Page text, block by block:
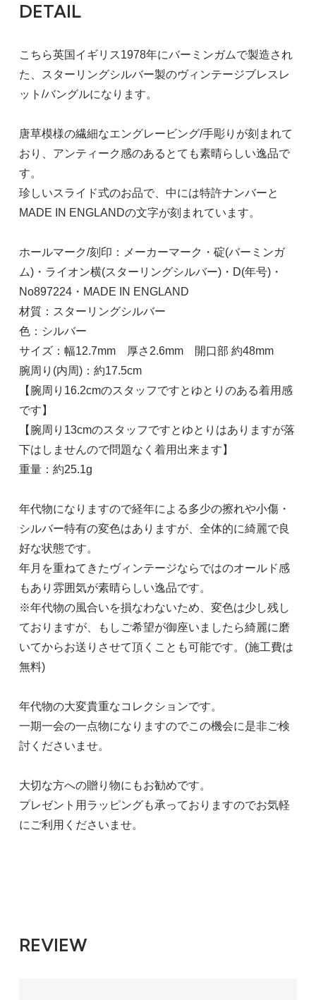
DETAIL
こちら英国イギリス1978年にバーミンガムで製造され
た、スターリングシルバー製のヴィンテージブレスレ
ット/バングルになります。
唐草模様の繊細なエングレービング/手彫りが刻まれて
おり、アンティーク感のあるとても素晴らしい逸品で
す。
珍しいスライド式のお品で、中には特許ナンバーと
MADE IN ENGLANDの文字が刻まれています。
ホールマーク/刻印：メーカーマーク・碇(バーミンガ
ム)・ライオン横(スターリングシルバー)・D(年号)・
No897224・MADE IN ENGLAND
材質：スターリングシルバー
色：シルバー
サイズ：幅12.7mm 厚さ2.6mm 開口部 約48mm
腕周り(内周)：約17.5cm
【腕周り16.2cmのスタッフですとゆとりのある着用感
です】
【腕周り13cmのスタッフですとゆとりはありますが落
下はしませんので問題なく着用出来ます】
重量：約25.1g
年代物になりますので経年による多少の擦れや小傷・
シルバー特有の変色はありますが、全体的に綺麗で良
好な状態です。
年月を重ねてきたヴィンテージならではのオールド感
もあり雰囲気が素晴らしい逸品です。
※年代物の風合いを損なわないため、変色は少し残し
ておりますが、もしご希望が御座いましたら綺麗に磨
いてからお送りさせて頂くことも可能です。(施工費は
無料)
年代物の大変貴重なコレクションです。
一期一会の一点物になりますのでこの機会に是非ご検
討くださいませ。
大切な方への贈り物にもお勧めです。
プレゼント用ラッピングも承っておりますのでお気軽
にご利用くださいませ。
REVIEW